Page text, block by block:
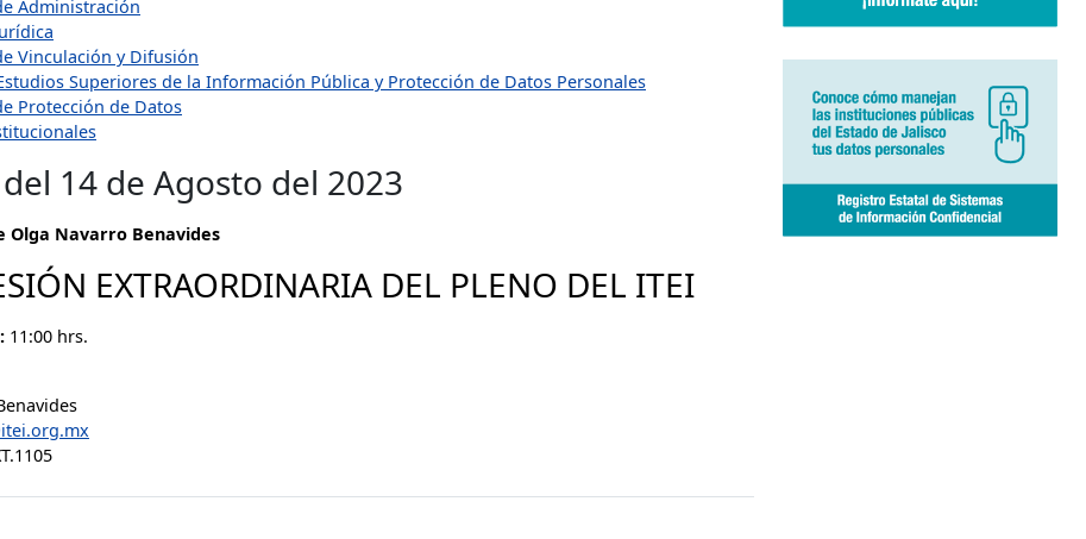
Administración
Vinculación y Difusión
Superiores de la Información Pública y Protección de Datos Personales
Protección de Datos
14 de Agosto del 2023
Olga Navarro Benavides
EXTRAORDINARIA DEL PLENO DEL ITEI
11:00 hrs.